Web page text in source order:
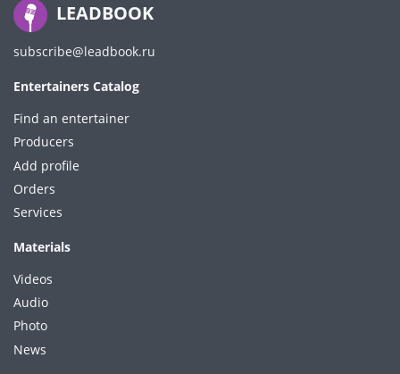
LEADBOOK
subscribe@leadbook.ru
Entertainers Catalog
Find an entertainer
Producers
Add profile
Orders
Services
Materials
Videos
Audio
Photo
News